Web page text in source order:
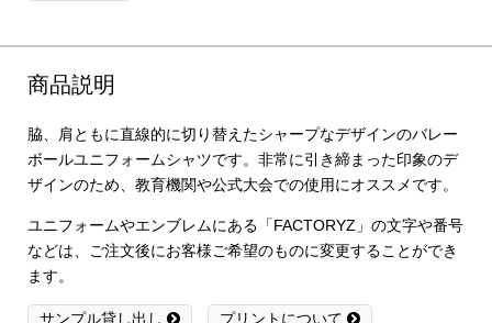
商品説明
脇、肩ともに直線的に切り替えたシャープなデザインのバレー
ボールユニフォームシャツです。非常に引き締まった印象のデ
ザインのため、教育機関や公式大会での使用にオススメです。
ユニフォームやエンブレムにある「FACTORYZ」の文字や番号
などは、ご注文後にお客様ご希望のものに変更することができ
ます。
サンプル貸し出し プリントについて